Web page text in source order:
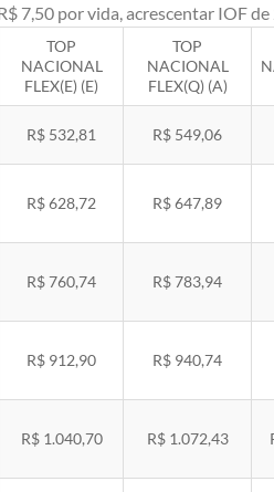
7,50 por vida, acrescentar IOF
TOP
NACIONAL
FLEX(E) (E)
TOP
NACIONAL
FLEX(Q) (A)
R$ 532,81 R$ 549,06
R$ 628,72 R$ 647,89
R$ 760,74 R$ 783,94
R$ 912,90 R$ 940,74
R$ 1.040,70 R$ 1.072,43